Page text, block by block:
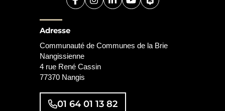
Facebook
(ouverture dans un nouvel onglet)
Instagram
(ouverture dans un nouvel
Linkedin
(ouverture dans un nouvel
YouTube
(ouverture dans un
PanneauPocket
(ouverture dans
Adresse
Communauté de Communes de la Brie
Nangissienne
4 rue René Cassin
77370 Nangis
01 64 01 13 82